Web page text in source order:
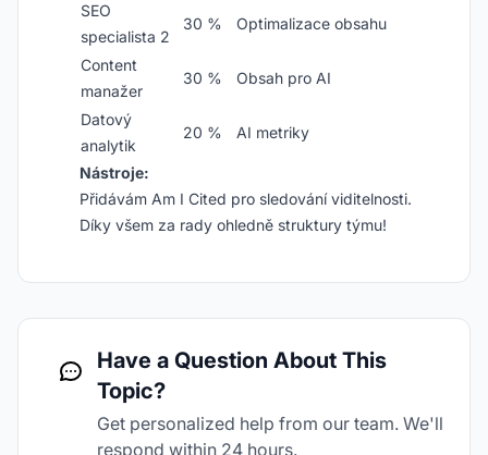
SEO
specialista 2
30 % Optimalizace obsahu
Content
manažer
30 % Obsah pro AI
Datový
analytik
20 % AI metriky
Nástroje:
Přidávám Am I Cited pro sledování viditelnosti.
Díky všem za rady ohledně struktury týmu!
Have a Question About This
Topic?
Get personalized help from our team. We'll
respond within 24 hours.